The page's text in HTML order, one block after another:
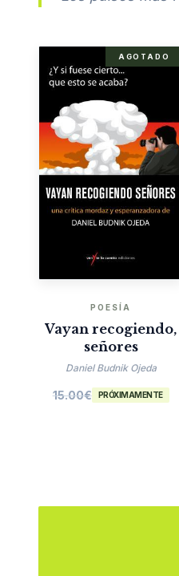
AGOTADO
POESÍA
Vayan recogiendo,
señores
Daniel Budnik Ojeda
15.00€ PRÓXIMAMENTE